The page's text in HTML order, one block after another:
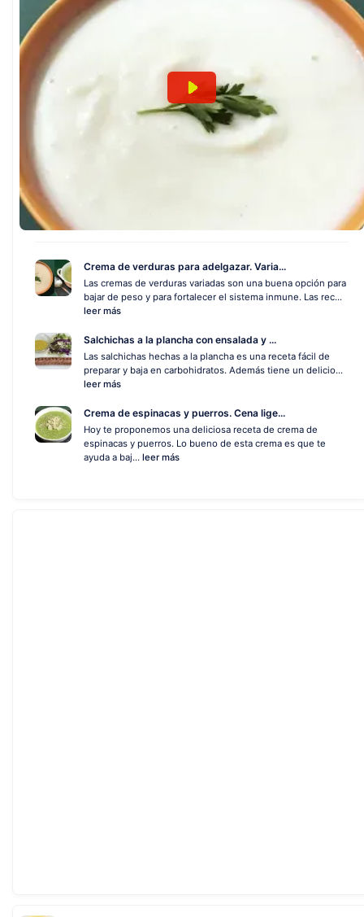
Crema de verduras para adelgazar. Varia...
Las cremas de verduras variadas son una buena opción para
bajar de peso y para fortalecer el sistema inmune. Las rec...
leer más
Salchichas a la plancha con ensalada y ...
Las salchichas hechas a la plancha es una receta fácil de
preparar y baja en carbohidratos. Además tiene un delicio...
leer más
Crema de espinacas y puerros. Cena lige...
Hoy te proponemos una deliciosa receta de crema de
espinacas y puerros. Lo bueno de esta crema es que te
ayuda a baj... leer más